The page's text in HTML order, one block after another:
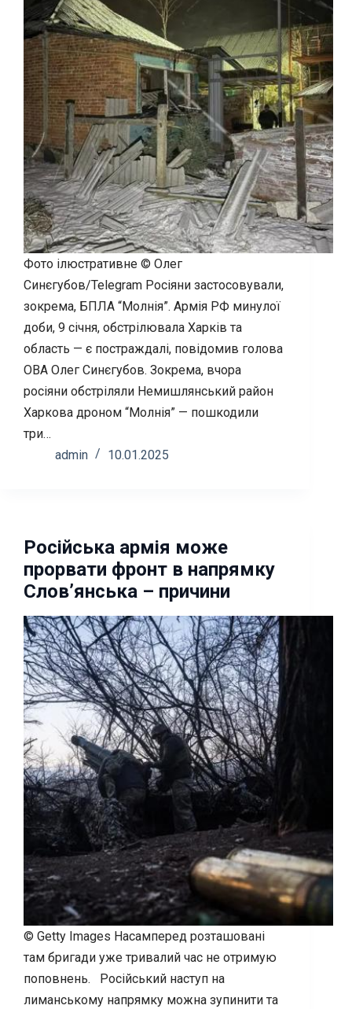
Фото ілюстративне © Олег
Синєгубов/Telegram Росіяни застосовували,
зокрема, БПЛА “Молнія”. Армія РФ минулої
доби, 9 січня, обстрілювала Харків та
область — є постраждалі, повідомив голова
ОВА Олег Синєгубов. Зокрема, вчора
росіяни обстріляли Немишлянський район
Харкова дроном “Молнія” — пошкодили
три…
admin
10.01.2025
Російська армія може
прорвати фронт в напрямку
Слов’янська – причини
© Getty Images Насамперед розташовані
там бригади уже тривалий час не отримую
поповнень. Російський наступ на
лиманському напрямку можна зупинити та